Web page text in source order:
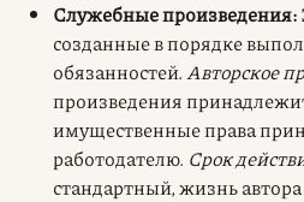
Служебные произведения:
созданные в порядке
обязанностей. Авторское
произведения
имущественные права
работодателю. Срок
стандартный, жизнь